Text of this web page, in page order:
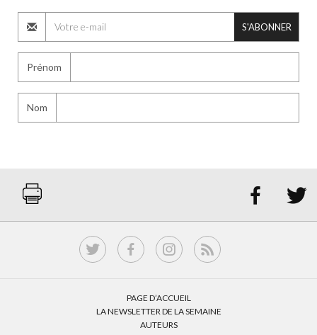
S'ABONNER
Prénom
Nom
 
PAGE D’ACCUEIL
LA NEWSLETTER DE LA SEMAINE
AUTEURS